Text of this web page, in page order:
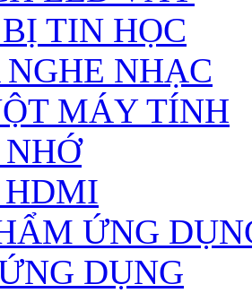
TIN HỌC
NHẠC
MÁY TÍNH
HDMI
ỨNG
DỤNG